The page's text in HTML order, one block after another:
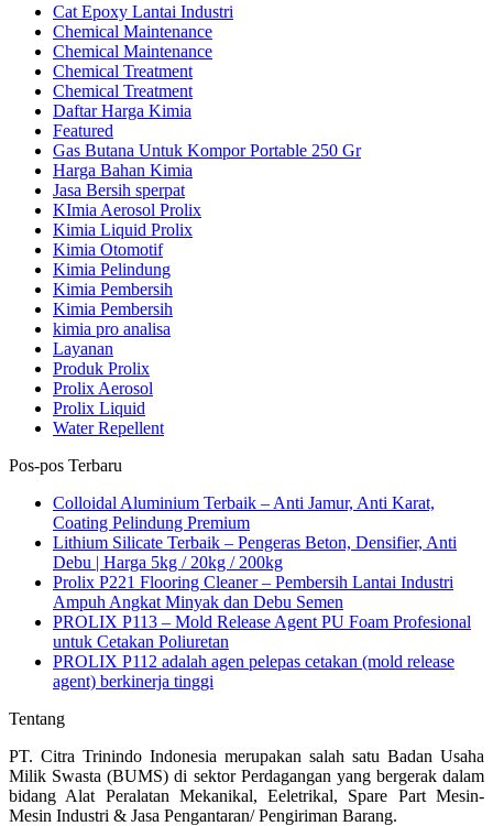
Cat Epoxy Lantai Industri
Chemical Maintenance
Chemical Maintenance
Chemical Treatment
Chemical Treatment
Daftar Harga Kimia
Featured
Gas Butana Untuk Kompor Portable 250 Gr
Harga Bahan Kimia
Jasa Bersih sperpat
KImia Aerosol Prolix
Kimia Liquid Prolix
Kimia Otomotif
Kimia Pelindung
Kimia Pembersih
Kimia Pembersih
kimia pro analisa
Layanan
Produk Prolix
Prolix Aerosol
Prolix Liquid
Water Repellent
Pos-pos Terbaru
Colloidal Aluminium Terbaik – Anti Jamur, Anti Karat,
Coating Pelindung Premium
Lithium Silicate Terbaik – Pengeras Beton, Densifier, Anti
Debu | Harga 5kg / 20kg / 200kg
Prolix P221 Flooring Cleaner – Pembersih Lantai Industri
Ampuh Angkat Minyak dan Debu Semen
PROLIX P113 – Mold Release Agent PU Foam Profesional
untuk Cetakan Poliuretan
PROLIX P112 adalah agen pelepas cetakan (mold release
agent) berkinerja tinggi
Tentang
PT. Citra Trinindo Indonesia merupakan salah satu Badan Usaha
Milik Swasta (BUMS) di sektor Perdagangan yang bergerak dalam
bidang Alat Peralatan Mekanikal, Eeletrikal, Spare Part Mesin-
Mesin Industri & Jasa Pengantaran/ Pengiriman Barang.